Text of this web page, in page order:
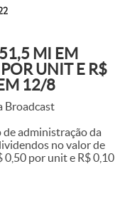
MI EM
UNIT E R$
12/8
Broadcast
administração da
no valor de
0,50 por unit e R$ 0,10